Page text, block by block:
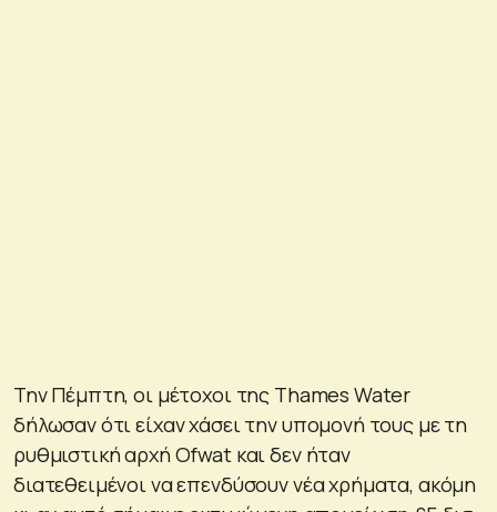
Την Πέμπτη, οι μέτοχοι της Thames Water
δήλωσαν ότι είχαν χάσει την υπομονή τους με τη
ρυθμιστική αρχή Ofwat και δεν ήταν
διατεθειμένοι να επενδύσουν νέα χρήματα, ακόμη